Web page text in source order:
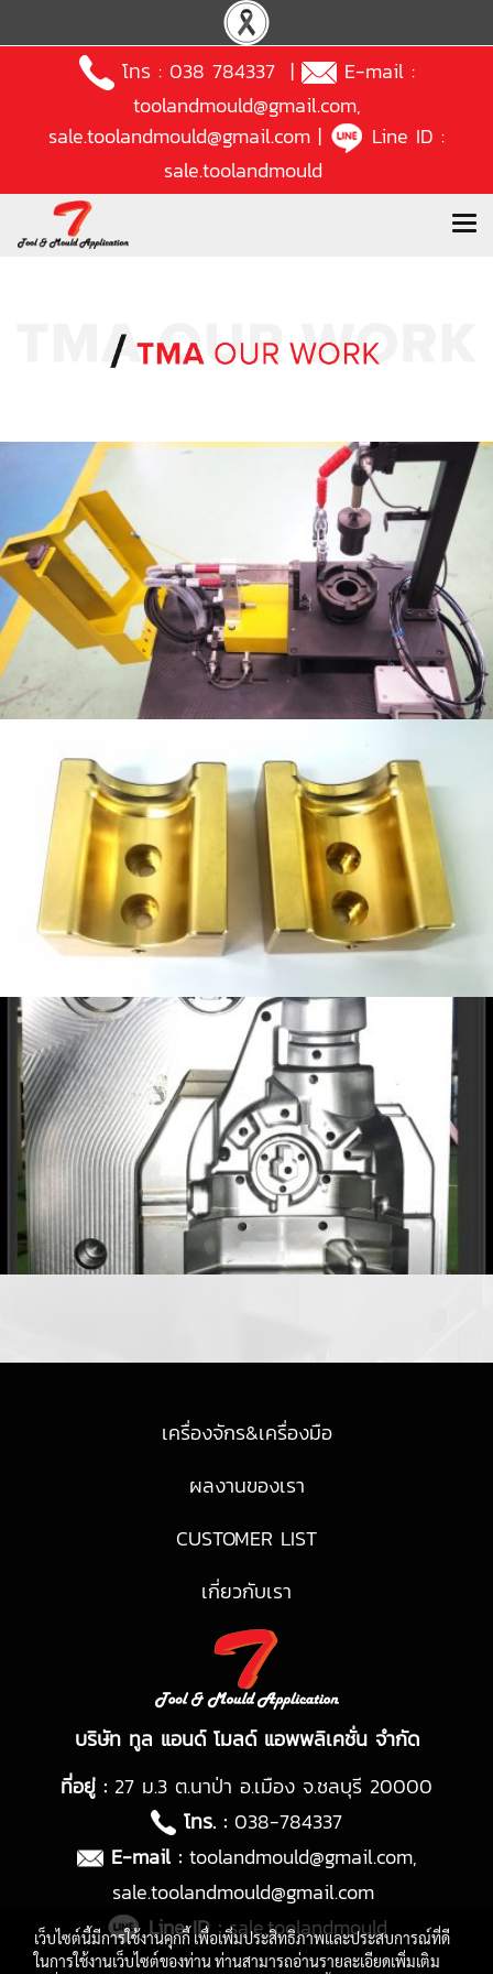
โทร : 038 784337|
E-mail :
toolandmould@gmail.com,
sale.toolandmould@gmail.com |
Line ID :
sale.toolandmould
เครื่องจักร&เครื่องมือ
ผลงานของเรา
CUSTOMER LIST
เกี่ยวกับเรา
บริษัท ทูล แอนด์ โมลด์ แอพพลิเคชั่น จำกัด
ที่อยู่ : 27 ม.3 ต.นาป่า อ.เมือง จ.ชลบุรี 20000
โทร. : 038-784337
E-mail : toolandmould@gmail.com,
sale.toolandmould@gmail.com
Line ID :sale.toolandmould
เว็บไซต์นี้มีการใช้งานคุกกี้ เพื่อเพิ่มประสิทธิภาพและประสบการณ์ที่ดี
ในการใช้งานเว็บไซต์ของท่าน ท่านสามารถอ่านรายละเอียดเพิ่มเติม